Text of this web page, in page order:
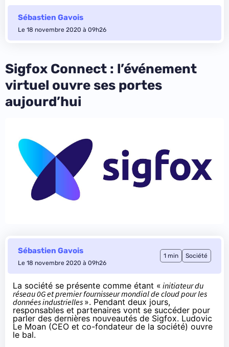
Sébastien Gavois
Le 18 novembre 2020 à 09h26
Sigfox Connect : l’événement
virtuel ouvre ses portes
aujourd’hui
Sébastien Gavois
Le 18 novembre 2020 à 09h26
1 min Société
La société se présente comme étant « initiateur du
réseau 0G et premier fournisseur mondial de cloud pour les
données industrielles ». Pendant deux jours,
responsables et partenaires vont se succéder pour
parler des dernières nouveautés de Sigfox. Ludovic
Le Moan (CEO et co-fondateur de la société) ouvre
le bal.